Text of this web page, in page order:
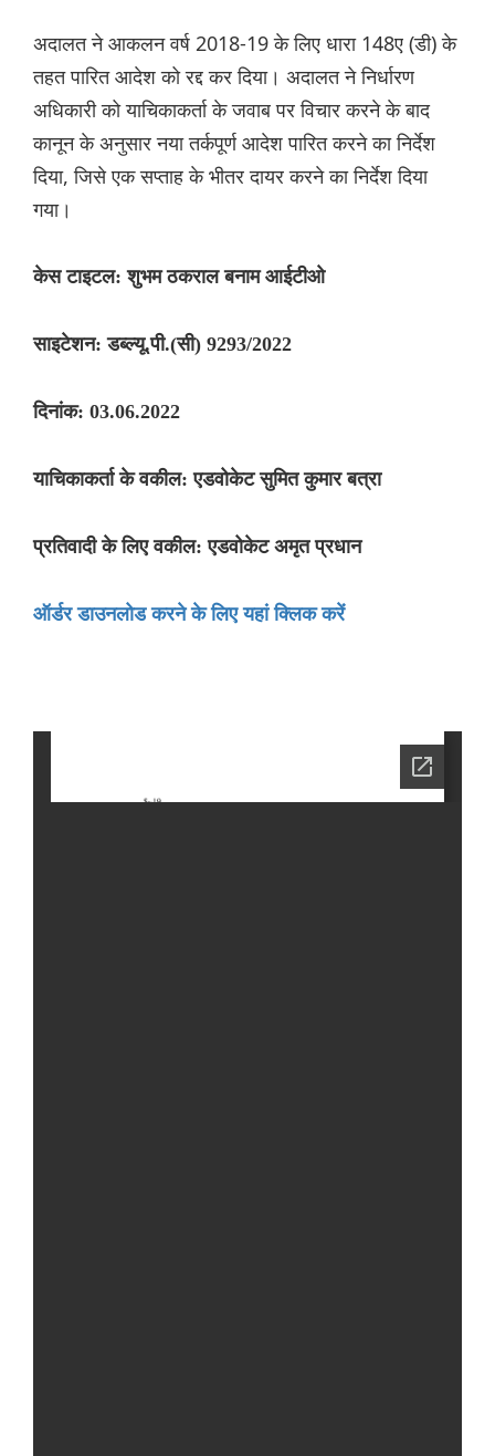
अदालत ने आकलन वर्ष 2018-19 के लिए धारा 148ए (डी) के
तहत पारित आदेश को रद्द कर दिया। अदालत ने निर्धारण
अधिकारी को याचिकाकर्ता के जवाब पर विचार करने के बाद
कानून के अनुसार नया तर्कपूर्ण आदेश पारित करने का निर्देश
दिया, जिसे एक सप्ताह के भीतर दायर करने का निर्देश दिया
गया।
केस टाइटल: शुभम ठकराल बनाम आईटीओ
साइटेशन: डब्ल्यू.पी.(सी) 9293/2022
दिनांक: 03.06.2022
याचिकाकर्ता के वकील: एडवोकेट सुमित कुमार बत्रा
प्रतिवादी के लिए वकील: एडवोकेट अमृत प्रधान
ऑर्डर डाउनलोड करने के लिए यहां क्लिक करें